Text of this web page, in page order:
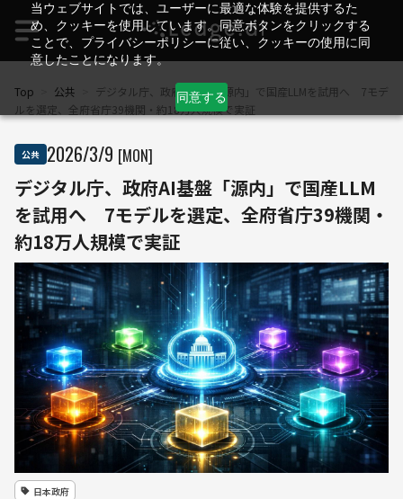
当ウェブサイトでは、ユーザーに最適な体験を提供するた
め、クッキーを使用しています。同意ボタンをクリックする
ことで、プライバシーポリシーに従い、クッキーの使用に同
意したことになります。
同意する
Top 公共
デジタル庁、政府AI基盤「源内」で国産LLMを試用へ 7モデ
ルを選定、全府省庁39機関・約18万人規模で実証
公共 2026/3/9 [MON]
デジタル庁、政府AI基盤「源内」で国産LLM
を試用へ 7モデルを選定、全府省庁39機関・
約18万人規模で実証
日本政府